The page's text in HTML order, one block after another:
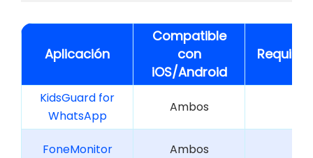
Aplicación
Compatible
con
iOS/Android
KidsGuard for
WhatsApp
Ambos
FoneMonitor Ambos